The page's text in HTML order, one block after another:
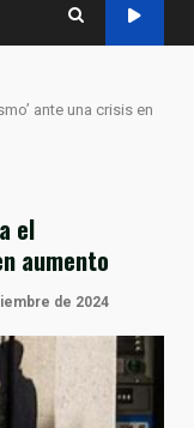
ante una crisis en
el
aumento
de 2024